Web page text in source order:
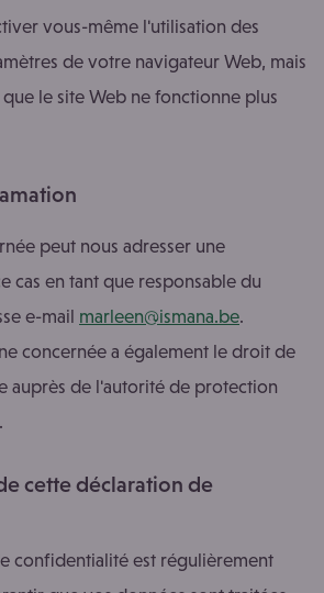
vous-même l'utilisation des
de votre navigateur Web, mais
le site Web ne fonctionne plus
peut nous adresser une
cas en tant que responsable du
e-mail marleen@ismana.be.
concernée a également le droit de
auprès de l'autorité de protection
cette déclaration de
confidentialité est régulièrement